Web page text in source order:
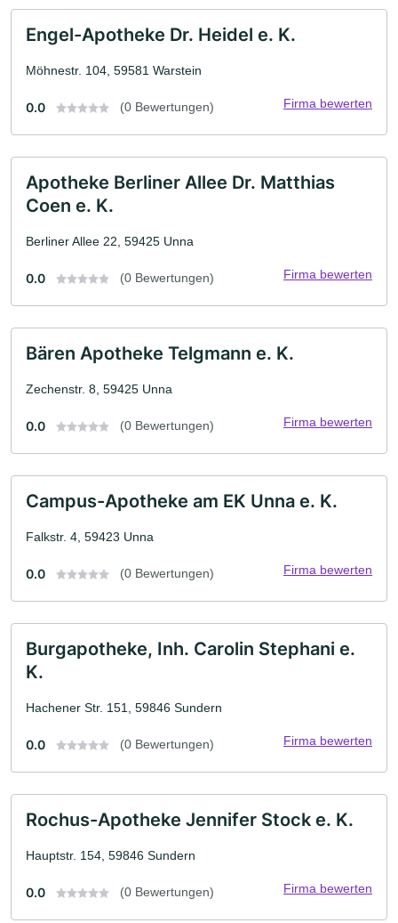
Engel-Apotheke Dr. Heidel e. K.
Möhnestr. 104, 59581 Warstein
0.0 (0 Bewertungen) Firma bewerten
Apotheke Berliner Allee Dr. Matthias
Coen e. K.
Berliner Allee 22, 59425 Unna
0.0 (0 Bewertungen) Firma bewerten
Bären Apotheke Telgmann e. K.
Zechenstr. 8, 59425 Unna
0.0 (0 Bewertungen) Firma bewerten
Campus-Apotheke am EK Unna e. K.
Falkstr. 4, 59423 Unna
0.0 (0 Bewertungen) Firma bewerten
Burgapotheke, Inh. Carolin Stephani e.
K.
Hachener Str. 151, 59846 Sundern
0.0 (0 Bewertungen) Firma bewerten
Rochus-Apotheke Jennifer Stock e. K.
Hauptstr. 154, 59846 Sundern
0.0 (0 Bewertungen) Firma bewerten